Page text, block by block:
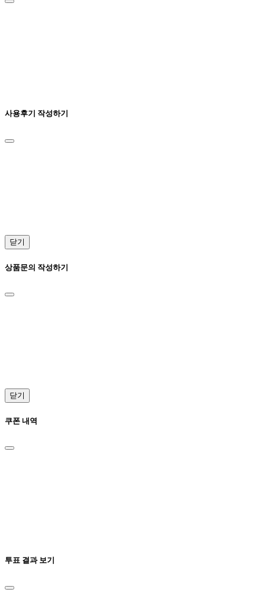
사용후기 작성하기
닫기
상품문의 작성하기
닫기
쿠폰 내역
투표 결과 보기